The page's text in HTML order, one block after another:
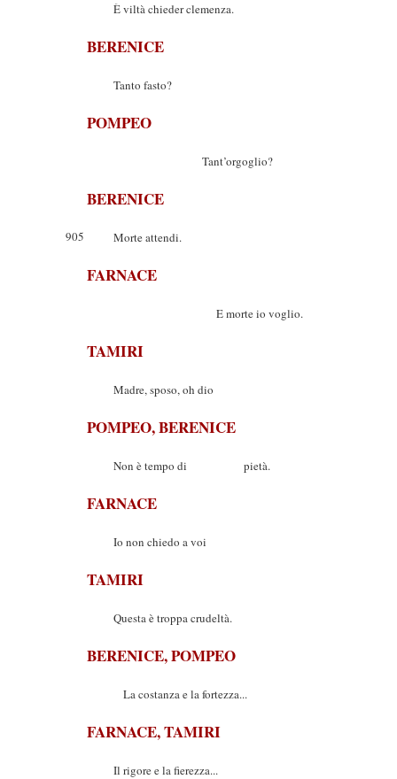
È viltà chieder clemenza.
BERENICE
Tanto fasto?
POMPEO
Tant’orgoglio?
BERENICE
905 Morte attendi.
FARNACE
E morte io voglio.
TAMIRI
Madre, sposo, oh dio
POMPEO, BERENICE
Non è tempo di pietà.
FARNACE
Io non chiedo a voi
TAMIRI
Questa è troppa crudeltà.
BERENICE, POMPEO
La costanza e la fortezza...
FARNACE, TAMIRI
Il rigore e la fierezza...